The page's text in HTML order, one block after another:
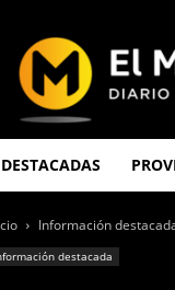
DESTACADAS
Información
destacada